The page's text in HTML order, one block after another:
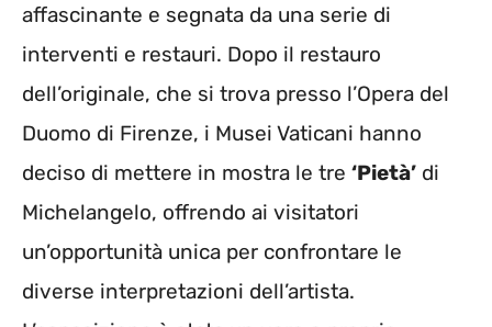
affascinante e segnata da una serie di
interventi e restauri. Dopo il restauro
dell’originale, che si trova presso l’Opera del
Duomo di Firenze, i Musei Vaticani hanno
deciso di mettere in mostra le tre ‘Pietà’ di
Michelangelo, offrendo ai visitatori
un’opportunità unica per confrontare le
diverse interpretazioni dell’artista.